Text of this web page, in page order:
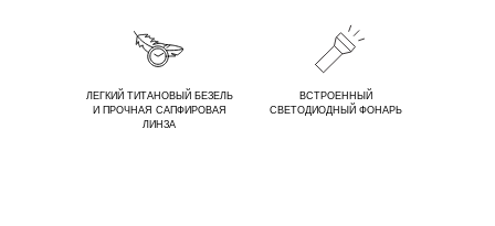
ВСТРОЕННЫЙ
СВЕТОДИОДНЫЙ ФОНАРЬ
ЛЕГКИЙ ТИТАНОВЫЙ БЕЗЕЛЬ
И ПРОЧНАЯ САПФИРОВАЯ
ЛИНЗА